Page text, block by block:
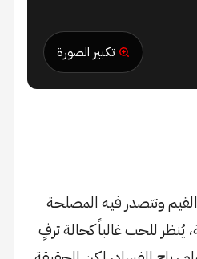
تكبير الصورة
وتتصدر فيه المصلحة
يُنظر للحب غالباً كحالة ترفٍ